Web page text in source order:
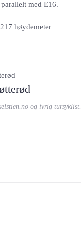
med E16.
høydemeter
og ivrig tursyklist.